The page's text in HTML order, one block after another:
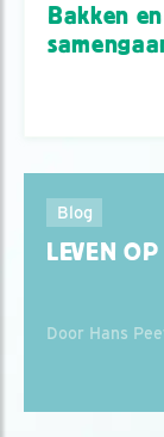
Bakken
Blog
LEVEN
Door Hans